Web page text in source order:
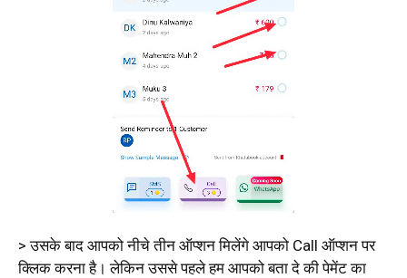
> उसके बाद आपको नीचे तीन ऑप्शन मिलेंगे आपको Call ऑप्शन पर
क्लिक करना है। लेकिन उससे पहले हम आपको बता दे की पेमेंट का